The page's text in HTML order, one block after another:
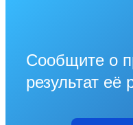
Сообщите о
результат её